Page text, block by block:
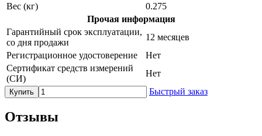
Вес (кг)
0.275
Прочая информация
Гарантийный срок эксплуатации,
со дня продажи
12 месяцев
Регистрационное удостоверение
Нет
Сертификат средств измерений
(СИ)
Нет
Купить Быстрый заказ
Отзывы